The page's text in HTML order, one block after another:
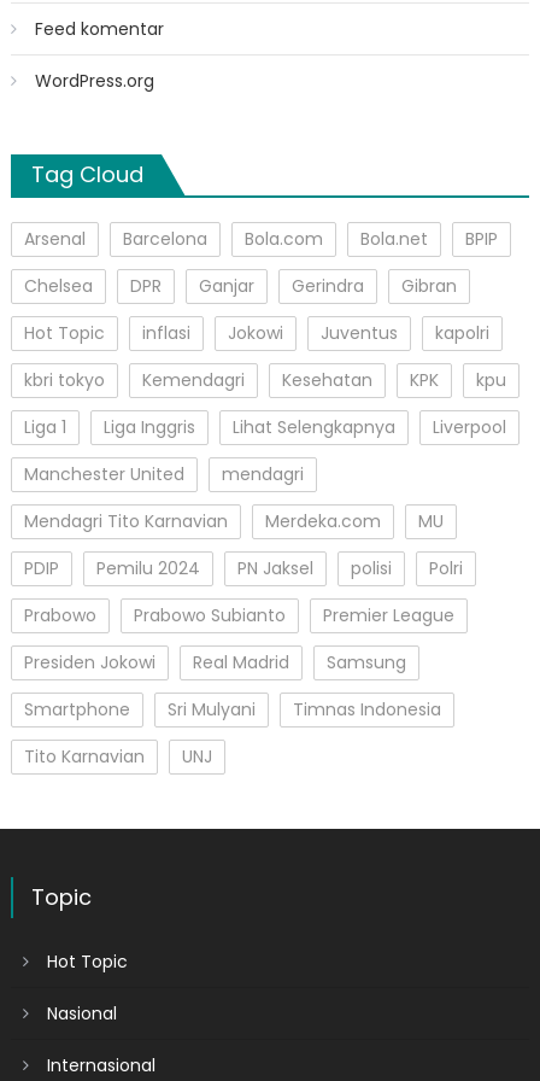
Feed komentar
WordPress.org
Tag Cloud
Arsenal Barcelona Bola.com Bola.net
BPIP
Chelsea
DPR Ganjar Gerindra
Gibran
Hot Topic
inflasi Jokowi Juventus
kapolri
kbri tokyo
Kemendagri Kesehatan KPK
kpu
Liga 1
Liga Inggris Lihat Selengkapnya
Liverpool
Manchester United
mendagri
Mendagri Tito Karnavian
Merdeka.com
MU
PDIP
Pemilu 2024 PN Jaksel polisi
Polri
Prabowo
Prabowo Subianto
Premier League
Presiden Jokowi
Real Madrid
Samsung
Smartphone
Sri Mulyani
Timnas Indonesia
Tito Karnavian
UNJ
Topic
Hot Topic
Nasional
Internasional